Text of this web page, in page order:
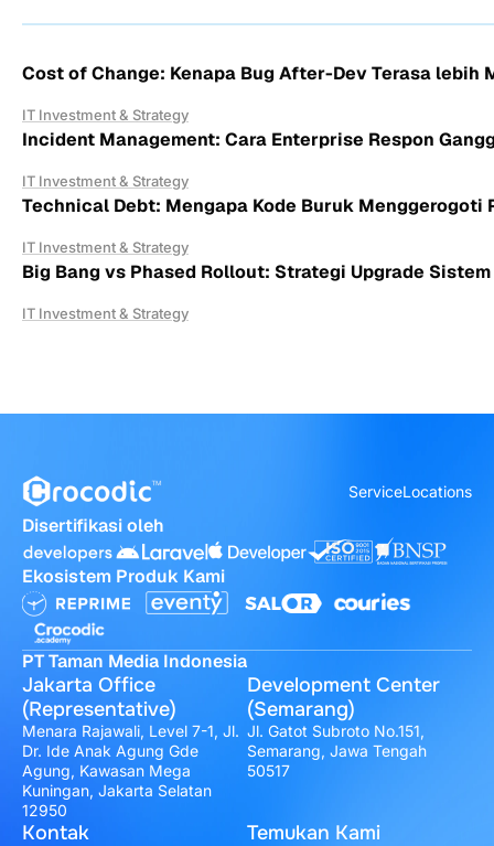
Cost of Change: Kenapa Bug After-Dev Terasa lebih
IT Investment & Strategy
Incident Management: Cara Enterprise Respon
IT Investment & Strategy
Technical Debt: Mengapa Kode Buruk Menggerogoti
IT Investment & Strategy
Big Bang vs Phased Rollout: Strategi Upgrade Sistem
IT Investment & Strategy
ServiceLocations
Disertifikasi oleh
Ekosistem Produk Kami
PT Taman Media Indonesia
Jakarta Office
(Representative)
Menara Rajawali, Level 7-1, Jl.
Dr. Ide Anak Agung Gde
Agung, Kawasan Mega
Kuningan, Jakarta Selatan
12950
Development Center
(Semarang)
Jl. Gatot Subroto No.151,
Semarang, Jawa Tengah
50517
Kontak Temukan Kami